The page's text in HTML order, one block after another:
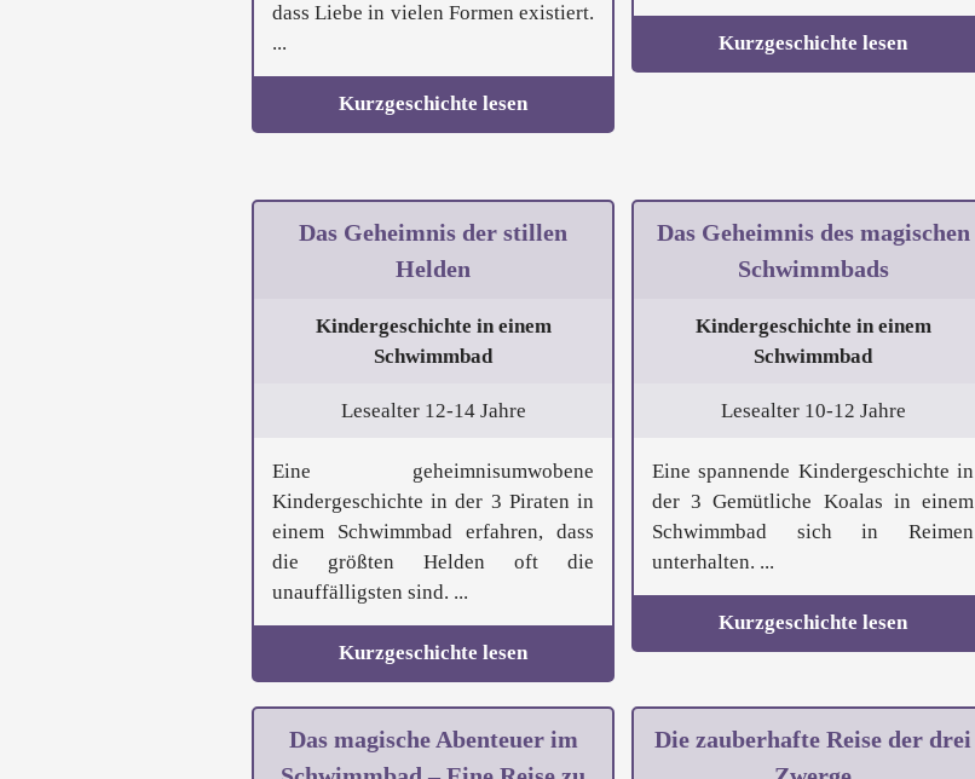
dass Liebe in vielen Formen existiert.
...
Kurzgeschichte lesen
Kurzgeschichte lesen
Das Geheimnis der stillen
Helden
Kindergeschichte in einem
Schwimmbad
Lesealter 12-14 Jahre
Eine geheimnisumwobene
Kindergeschichte in der 3 Piraten in
einem Schwimmbad erfahren, dass
die größten Helden oft die
unauffälligsten sind. ...
Kurzgeschichte lesen
Das Geheimnis des magischen
Schwimmbads
Kindergeschichte in einem
Schwimmbad
Lesealter 10-12 Jahre
Eine spannende Kindergeschichte in
der 3 Gemütliche Koalas in einem
Schwimmbad sich in Reimen
unterhalten. ...
Kurzgeschichte lesen
Das magische Abenteuer im
Die zauberhafte Reise der drei